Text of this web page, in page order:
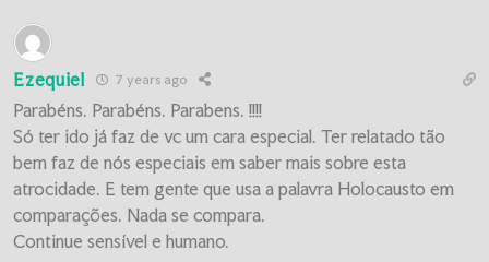
Ezequiel 7 years ago
Parabéns. Parabéns. Parabens. !!!!
Só ter ido já faz de vc um cara especial. Ter relatado tão
bem faz de nós especiais em saber mais sobre esta
atrocidade. E tem gente que usa a palavra Holocausto em
comparações. Nada se compara.
Continue sensível e humano.